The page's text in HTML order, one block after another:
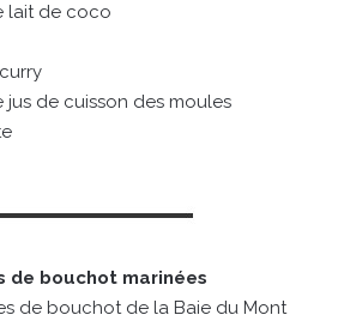
lait de coco
de cuisson des moules
de bouchot marinées
de bouchot de la Baie du Mont